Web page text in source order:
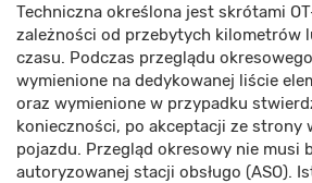
Techniczna określona jest skrótami
zależności od przebytych kilometrów
czasu. Podczas przeglądu
wymienione na dedykowanej liście
oraz wymienione w przypadku
konieczności, po akceptacji ze strony
pojazdu. Przegląd okresowy nie musi
autoryzowanej stacji obsługo (ASO).